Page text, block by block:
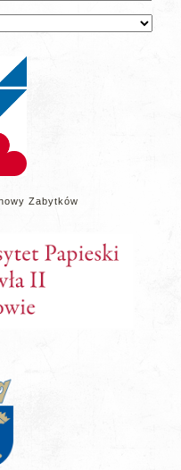
Zabytków